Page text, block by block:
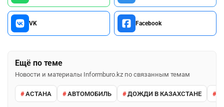
VK Facebook
Ещё по теме
Новости и материалы Informburo.kz по связанным темам
АСТАНА АВТОМОБИЛЬ ДОЖДИ В КАЗАХСТАНЕ